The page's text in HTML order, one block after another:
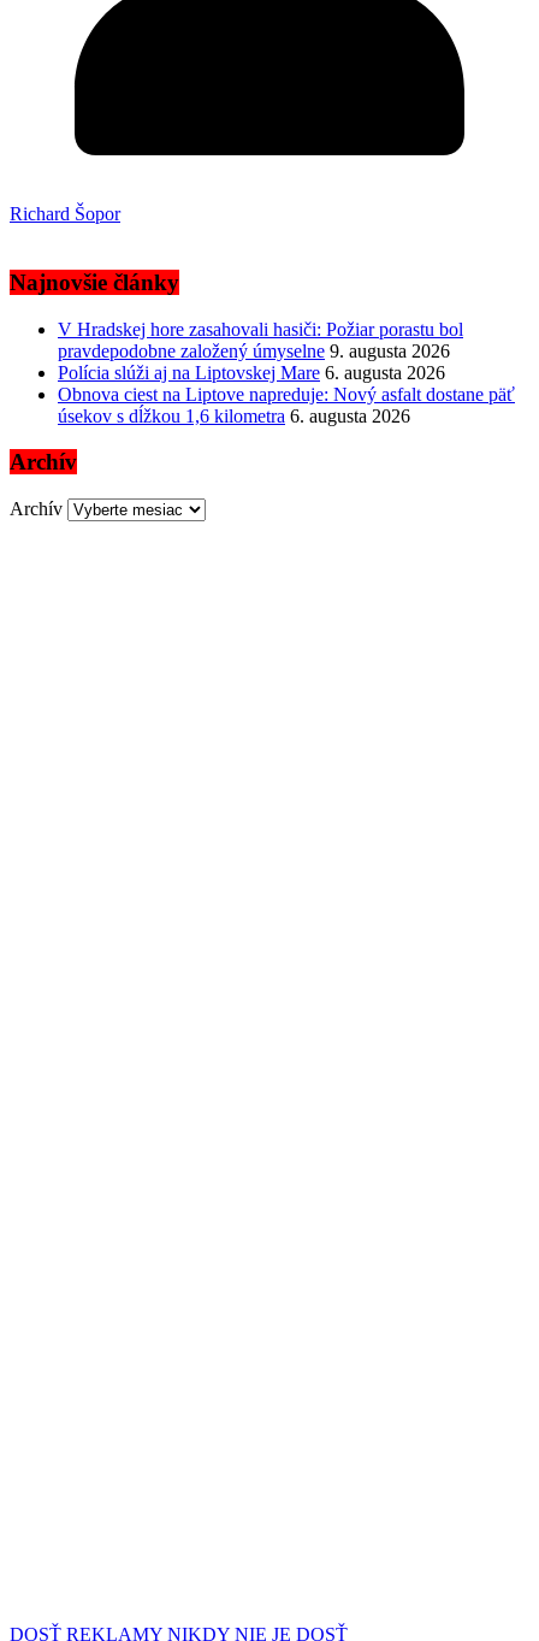
Richard Šopor
Najnovšie články
V Hradskej hore zasahovali hasiči: Požiar porastu bol
pravdepodobne založený úmyselne 9. augusta 2026
Polícia slúži aj na Liptovskej Mare 6. augusta 2026
Obnova ciest na Liptove napreduje: Nový asfalt dostane päť
úsekov s dĺžkou 1,6 kilometra 6. augusta 2026
Archív
Archív
DOSŤ REKLAMY NIKDY NIE JE DOSŤ